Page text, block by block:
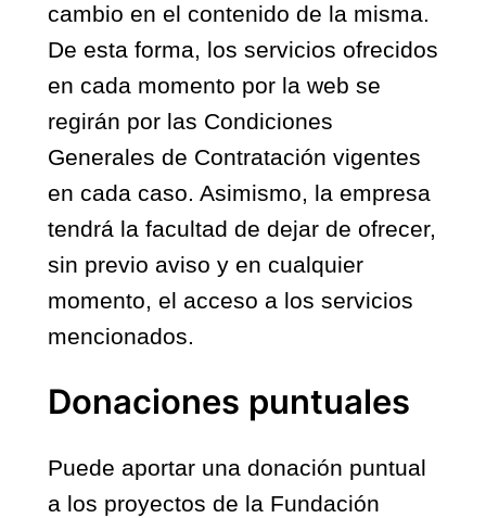
cambio en el contenido de la misma.
De esta forma, los servicios ofrecidos
en cada momento por la web se
regirán por las Condiciones
Generales de Contratación vigentes
en cada caso. Asimismo, la empresa
tendrá la facultad de dejar de ofrecer,
sin previo aviso y en cualquier
momento, el acceso a los servicios
mencionados.
Donaciones puntuales
Puede aportar una donación puntual
a los proyectos de la Fundación